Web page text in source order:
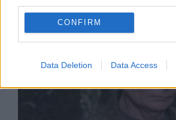
CONFIRM
Data Deletion Data Access